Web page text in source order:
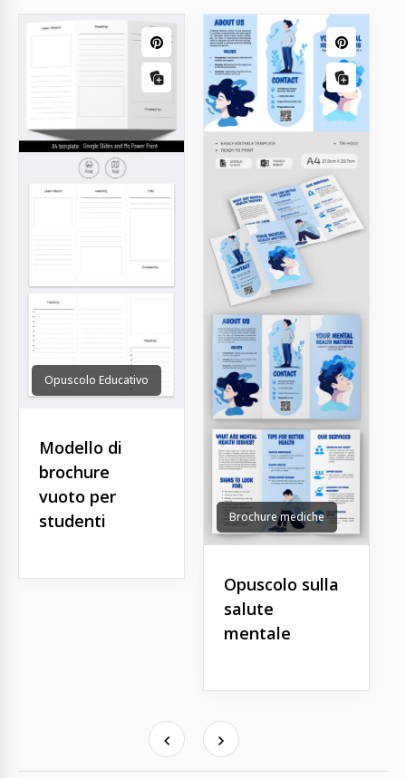
Opuscolo Educativo
Modello di
brochure
vuoto per
studenti
Brochure mediche
Opuscolo sulla
salute
mentale